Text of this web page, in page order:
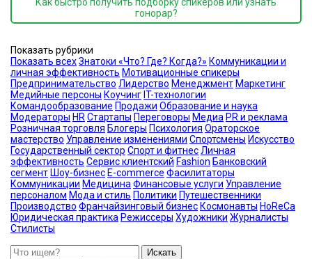
Как быстро получить подборку спикеров или узнать
гонорар?
Показать рубрики
Показать всехЗнатоки «Что? Где? Когда?» Коммуникации и
личная эффективность Мотивационные спикеры
Предпринимательство Лидерство Менеджмент Маркетинг
Медийные персоны Коучинг IT-технологии
Командообразование Продажи Образование и наука
Модераторы HRСтартапы Переговоры Медиа PR и реклама
Розничная торговля Блогеры Психология Ораторское
мастерство Управление изменениями Спортсмены Искусство
Государственный сектор Спорт и фитнесЛичная
эффективность Сервис клиентский Fashion Банковский
сегмент Шоу-бизнес E-commerce Фасилитаторы
Коммуникации МедицинаФинансовые услуги Управление
персоналом Мода и стиль Политики Путешественники
Производство Франчайзинговый бизнес Космонавты HoReCa
Юридическая практика Режиссеры Художники Журналисты
Стилисты
Искать